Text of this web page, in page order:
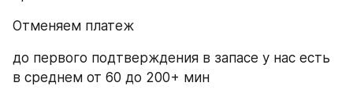
​Отменяем платеж
​до первого подтверждения в запасе у нас есть
в среднем от 60 до 200+ мин